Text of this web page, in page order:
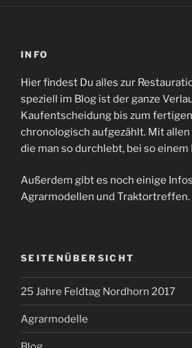
INFO
Hier findest Du alles zur
speziell im Blog ist der ganze
Kaufentscheidung bis zum
chronologisch aufgezählt. Mit
die man so durchlebt, bei so einem
Außerdem gibt es noch einige
Agrarmodellen und Traktortreffen.
SEITENÜBERSICHT
25 Jahre Feldtag Nordhorn 2017
Agrarmodelle